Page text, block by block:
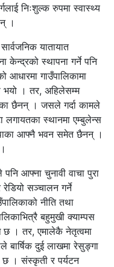
निःशुल्क रुपमा स्वास्थ्य
।
यातायात
केन्द्रको स्थापना गर्ने पनि
आधारमा गाउँपालिकामा
भयो । तर, अहिलेसम्म
छैनन् । जसले गर्दा कामले
लगायतका स्थानमा एम्बुलेन्स
आफ्नै भवन समेत छैनन् ।
आफ्ना चुनावी वाचा पुरा
सञ्चालन गर्ने
नीति तथा
बहुमुखी क्याम्पस
छ । तर, एमालेकै नेतृत्वमा
बार्षिक दुई लाखमा रेसुङ्गा
छ । संस्कृती र पर्यटन